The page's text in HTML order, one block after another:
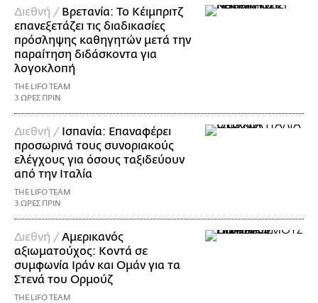
Διεθνή / Βρετανία: Το Κέιμπριτζ
επανεξετάζει τις διαδικασίες
πρόσληψης καθηγητών μετά την
παραίτηση διδάσκοντα για
λογοκλοπή
THE LIFO TEAM
3 ΩΡΕΣ ΠΡΙΝ
Διεθνή / Ισπανία: Επαναφέρει
προσωρινά τους συνοριακούς
ελέγχους για όσους ταξιδεύουν
από την Ιταλία
THE LIFO TEAM
3 ΩΡΕΣ ΠΡΙΝ
Διεθνή /Αμερικανός
αξιωματούχος: Κοντά σε
συμφωνία Ιράν και Ομάν για τα
Στενά του Ορμούζ
THE LIFO TEAM